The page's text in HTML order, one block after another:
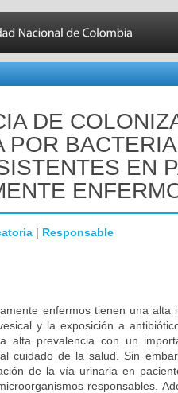
DE
POR
EN
| Responsable
enfermos tienen una alta
y la exposición a
alta prevalencia con un
cuidado de la salud. Sin
de la vía urinaria en
responsables.